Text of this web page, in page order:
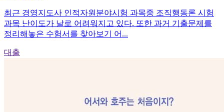
최근 경영지도사 인적자원분야시험 과목중 조직행동론 시험
과목 난이도가 날로 어려워지고 있다. 또한 과거 기출문제를
정리해놓은 수험서를 찾아보기 어...
대출